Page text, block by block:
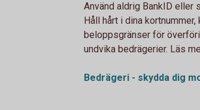
Använd aldrig BankID eller
Håll hårt i dina
beloppsgränser för
undvika bedrägerier. Läs
Bedrägeri - skydda dig